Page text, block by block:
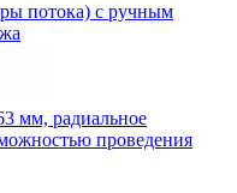
потока) с ручным
мм, радиальное
проведения